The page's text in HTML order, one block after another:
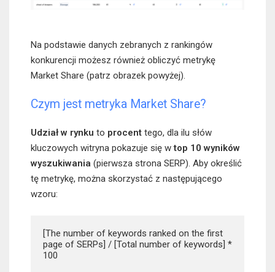
Na podstawie danych zebranych z rankingów
konkurencji możesz również obliczyć metrykę
Market Share (patrz obrazek powyżej).
Czym jest metryka Market Share?
Udział w rynku to procent tego, dla ilu słów
kluczowych witryna pokazuje się wtop 10 wyników
wyszukiwania (pierwsza strona SERP). Aby określić
tę metrykę, można skorzystać z następującego
wzoru:
[The number of keywords ranked on the first
page of SERPs] / [Total number of keywords] *
100